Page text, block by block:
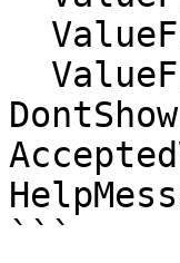
```